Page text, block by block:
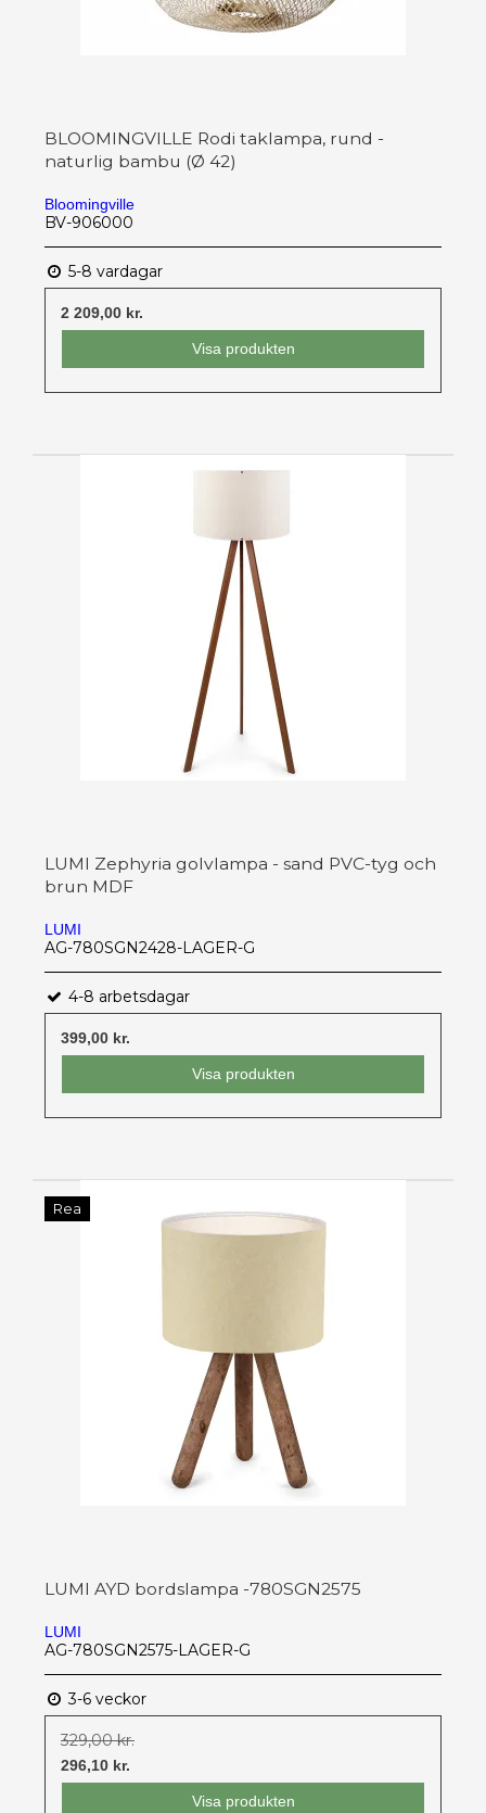
BLOOMINGVILLE Rodi taklampa, rund -
naturlig bambu (Ø 42)
Bloomingville
BV-906000
5-8 vardagar
2 209,00 kr.
Visa produkten
LUMI Zephyria golvlampa - sand PVC-tyg och
brun MDF
LUMI
AG-780SGN2428-LAGER-G
4-8 arbetsdagar
399,00 kr.
Visa produkten
Rea
LUMI AYD bordslampa -780SGN2575
LUMI
AG-780SGN2575-LAGER-G
3-6 veckor
329,00 kr.
296,10 kr.
Visa produkten